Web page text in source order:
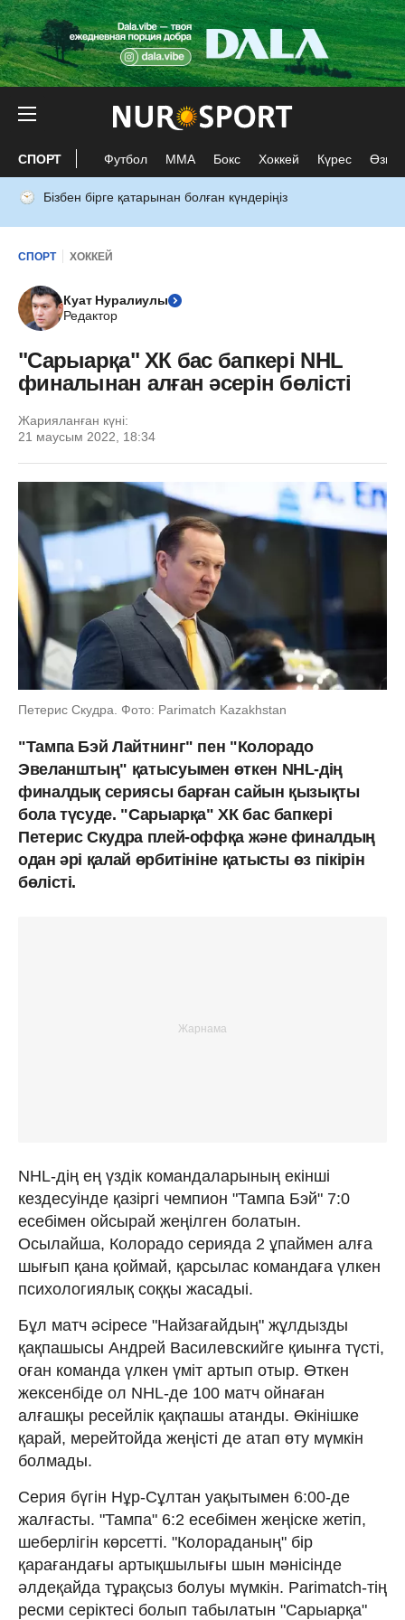
СПОРТ Футбол ММА Бокс Хоккей Күрес Өзге
Бізбен бірге қатарынан болған күндеріңіз
СПОРТ ХОККЕЙ
Куат Нуралиулы
Редактор
"Сарыарқа" ХК бас бапкері NHL
финалынан алған әсерін бөлісті
Жарияланған күні:
21 маусым 2022, 18:34
Петерис Скудра. Фото: Parimatch Kazakhstan
"Тампа Бэй Лайтнинг" пен "Колорадо
Эвеланштың" қатысуымен өткен NHL-дің
финалдық сериясы барған сайын қызықты
бола түсуде. "Сарыарқа" ХК бас бапкері
Петерис Скудра плей-оффқа және финалдың
одан әрі қалай өрбитініне қатысты өз пікірін
бөлісті.
NHL-дің ең үздік командаларының екінші
кездесуінде қазіргі чемпион "Тампа Бэй" 7:0
есебімен ойсырай жеңілген болатын.
Осылайша, Колорадо серияда 2 ұпаймен алға
шығып қана қоймай, қарсылас командаға үлкен
психологиялық соққы жасадыі.
Бұл матч әсіресе "Найзағайдың" жұлдызды
қақпашысы Андрей Василевскийге қиынға түсті,
оған команда үлкен үміт артып отыр. Өткен
жексенбіде ол NHL-де 100 матч ойнаған
алғашқы ресейлік қақпашы атанды. Өкінішке
қарай, мерейтойда жеңісті де атап өту мүмкін
болмады.
Серия бүгін Нұр-Сұлтан уақытымен 6:00-де
жалғасты. "Тампа" 6:2 есебімен жеңіске жетіп,
шеберлігін көрсетті. "Колораданың" бір
қарағандағы артықшылығы шын мәнісінде
әлдеқайда тұрақсыз болуы мүмкін. Parimatch-тің
ресми серіктесі болып табылатын "Сарыарқа"